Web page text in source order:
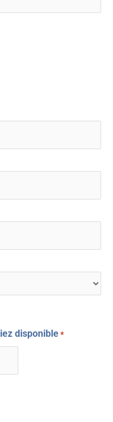
disponible *